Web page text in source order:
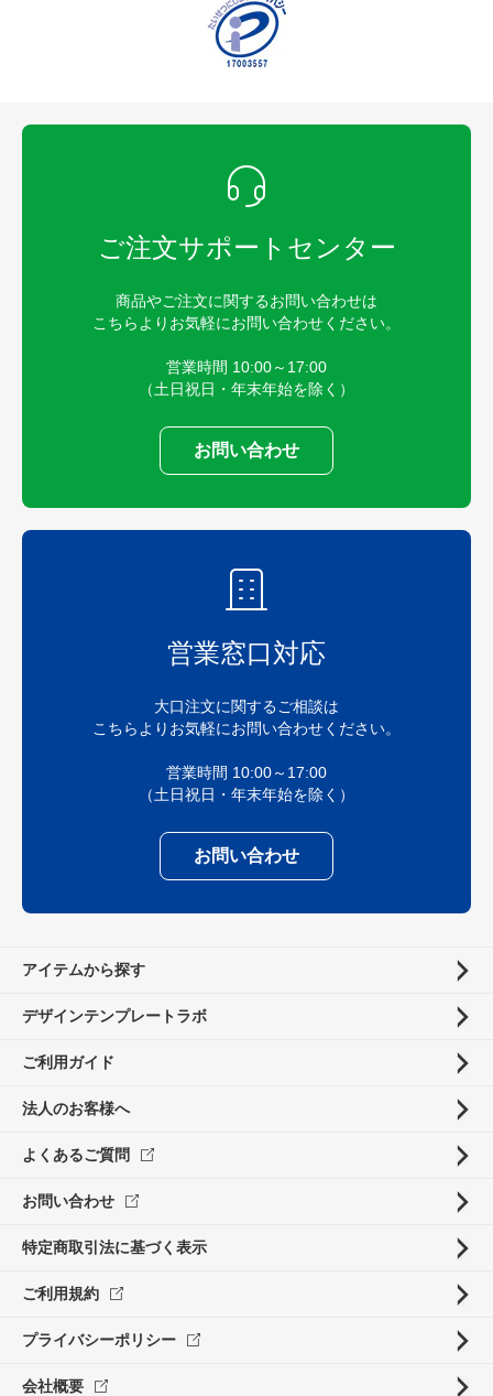
ご注文サポートセンター
商品やご注文に関するお問い合わせは
こちらよりお気軽にお問い合わせください。
営業時間 10:00～17:00
（土日祝日・年末年始を除く）
お問い合わせ
営業窓口対応
大口注文に関するご相談は
こちらよりお気軽にお問い合わせください。
営業時間 10:00～17:00
（土日祝日・年末年始を除く）
お問い合わせ
アイテムから探す
デザインテンプレートラボ
ご利用ガイド
法人のお客様へ
よくあるご質問
お問い合わせ
特定商取引法に基づく表示
ご利用規約
プライバシーポリシー
会社概要